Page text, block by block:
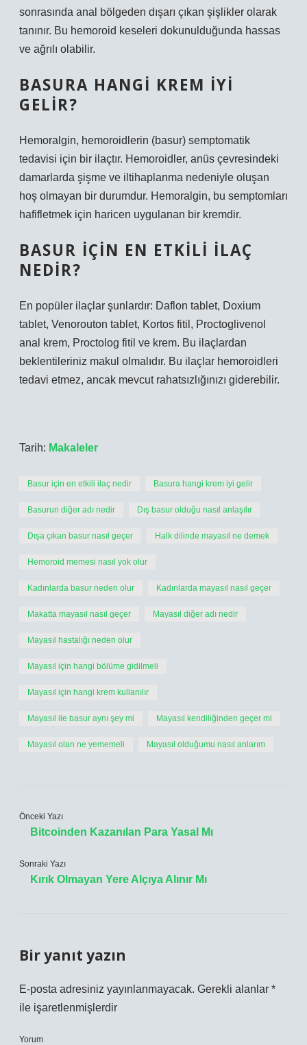
sonrasında anal bölgeden dışarı çıkan şişlikler olarak
tanınır. Bu hemoroid keseleri dokunulduğunda hassas
ve ağrılı olabilir.
BASURA HANGI KREM IYI
GELIR?
Hemoralgin, hemoroidlerin (basur) semptomatik
tedavisi için bir ilaçtır. Hemoroidler, anüs çevresindeki
damarlarda şişme ve iltihaplanma nedeniyle oluşan
hoş olmayan bir durumdur. Hemoralgin, bu semptomları
hafifletmek için haricen uygulanan bir kremdir.
BASUR IÇIN EN ETKILI ILAÇ
NEDIR?
En popüler ilaçlar şunlardır: Daflon tablet, Doxium
tablet, Venorouton tablet, Kortos fitil, Proctoglivenol
anal krem, Proctolog fitil ve krem. Bu ilaçlardan
beklentileriniz makul olmalıdır. Bu ilaçlar hemoroidleri
tedavi etmez, ancak mevcut rahatsızlığınızı giderebilir.
Tarih: Makaleler
Basur için en etkili ilaç nedir Basura hangi krem iyi gelir
Basurun diğer adı nedir Dış basur olduğu nasıl anlaşılır
Dışa çıkan basur nasıl geçer Halk dilinde mayasıl ne demek
Hemoroid memesi nasıl yok olur
Kadınlarda basur neden olur Kadınlarda mayasıl nasıl geçer
Makatta mayasıl nasıl geçer Mayasıl diğer adı nedir
Mayasıl hastalığı neden olur
Mayasıl için hangi bölüme gidilmeli
Mayasıl için hangi krem kullanılır
Mayasıl ile basur aynı şey mi Mayasıl kendiliğinden geçer mi
Mayasıl olan ne yememeli Mayasıl olduğumu nasıl anlarım
Önceki Yazı
Bitcoinden Kazanılan Para Yasal Mı
Sonraki Yazı
Kırık Olmayan Yere Alçıya Alınır Mı
Bir yanıt yazın
E-posta adresiniz yayınlanmayacak. Gerekli alanlar *
ile işaretlenmişlerdir
Yorum